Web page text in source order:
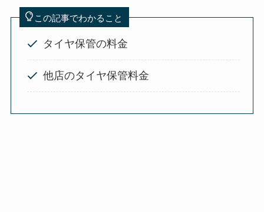
この記事でわかること
タイヤ保管の料金
他店のタイヤ保管料金